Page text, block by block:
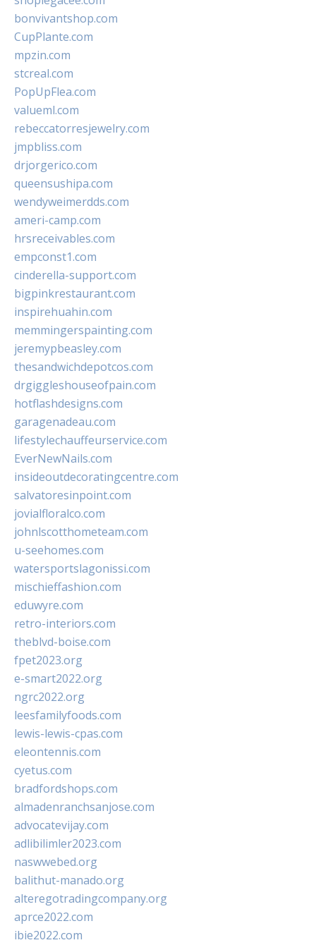
bonvivantshop.com
CupPlante.com
mpzin.com
stcreal.com
PopUpFlea.com
valueml.com
rebeccatorresjewelry.com
jmpbliss.com
drjorgerico.com
queensushipa.com
wendyweimerdds.com
ameri-camp.com
hrsreceivables.com
empconst1.com
cinderella-support.com
bigpinkrestaurant.com
inspirehuahin.com
memmingerspainting.com
jeremypbeasley.com
thesandwichdepotcos.com
drgiggleshouseofpain.com
hotflashdesigns.com
garagenadeau.com
lifestylechauffeurservice.com
EverNewNails.com
insideoutdecoratingcentre.com
salvatoresinpoint.com
jovialfloralco.com
johnlscotthometeam.com
u-seehomes.com
watersportslagonissi.com
mischieffashion.com
eduwyre.com
retro-interiors.com
theblvd-boise.com
fpet2023.org
e-smart2022.org
ngrc2022.org
leesfamilyfoods.com
lewis-lewis-cpas.com
eleontennis.com
cyetus.com
bradfordshops.com
almadenranchsanjose.com
advocatevijay.com
adlibilimler2023.com
naswwebed.org
balithut-manado.org
alteregotradingcompany.org
aprce2022.com
ibie2022.com